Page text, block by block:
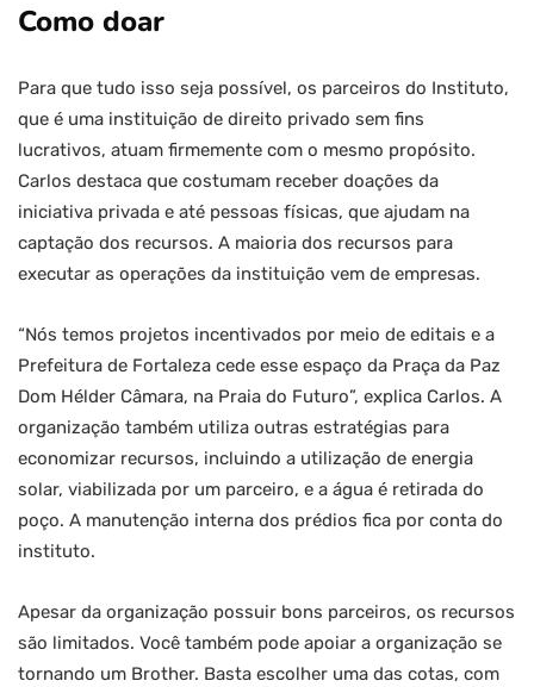
Como doar
Para que tudo isso seja possível, os parceiros do Instituto,
que é uma instituição de direito privado sem fins
lucrativos, atuam firmemente com o mesmo propósito.
Carlos destaca que costumam receber doações da
iniciativa privada e até pessoas físicas, que ajudam na
captação dos recursos. A maioria dos recursos para
executar as operações da instituição vem de empresas.
“Nós temos projetos incentivados por meio de editais e a
Prefeitura de Fortaleza cede esse espaço da Praça da Paz
Dom Hélder Câmara, na Praia do Futuro”, explica Carlos. A
organização também utiliza outras estratégias para
economizar recursos, incluindo a utilização de energia
solar, viabilizada por um parceiro, e a água é retirada do
poço. A manutenção interna dos prédios fica por conta do
instituto.
Apesar da organização possuir bons parceiros, os recursos
são limitados. Você também pode apoiar a organização se
tornando um Brother. Basta escolher uma das cotas, com